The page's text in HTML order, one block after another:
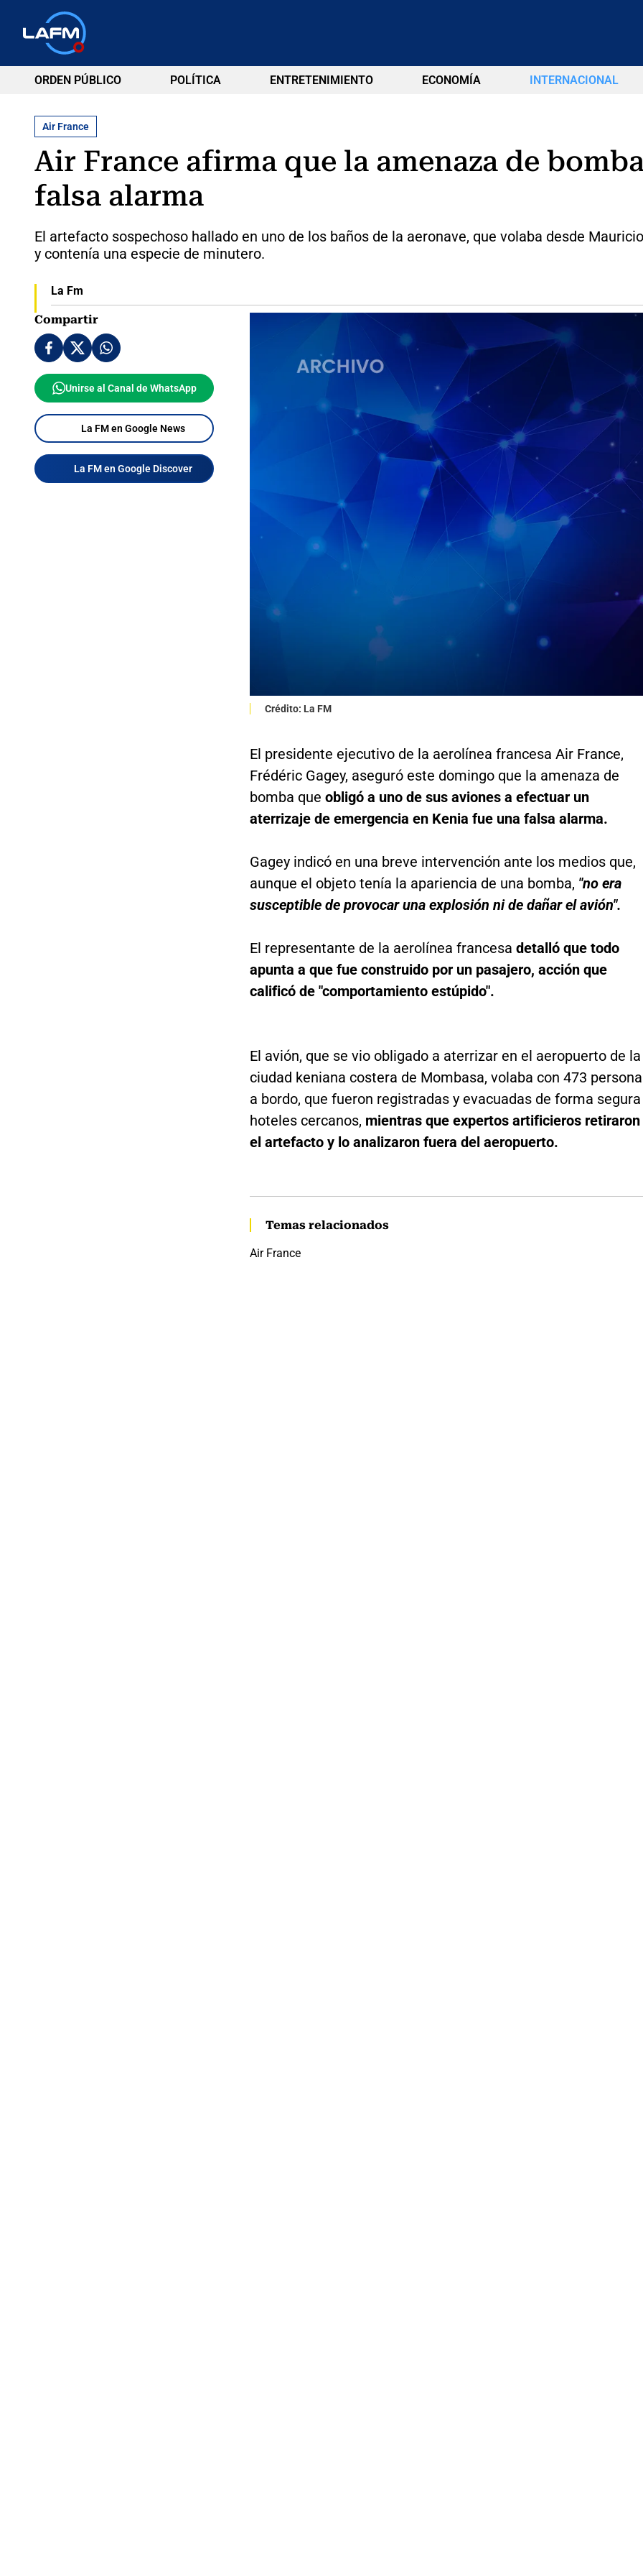
ORDEN PÚBLICO POLÍTICA ENTRETENIMIENTO ECONOMÍA INTERNACIONAL
Air France
Air France afirma que la amenaza de
falsa alarma
El artefacto sospechoso hallado en uno de los baños de la aeronave, que volaba desde
y contenía una especie de minutero.
La Fm
Compartir
Unirse al Canal de WhatsApp
La FM en Google News
La FM en Google Discover
Crédito: La FM
El presidente ejecutivo de la aerolínea francesa Air France,
Frédéric Gagey, aseguró este domingo que la amenaza de
bomba que obligó a uno de sus aviones a efectuar un
aterrizaje de emergencia en Kenia fue una falsa alarma.
Gagey indicó en una breve intervención ante los medios que,
aunque el objeto tenía la apariencia de una bomba, "no era
susceptible de provocar una explosión ni de dañar el avión".
El representante de la aerolínea francesa detalló que todo
apunta a que fue construido por un pasajero, acción que
calificó de "comportamiento estúpido".
El avión, que se vio obligado a aterrizar en el aeropuerto de la
ciudad keniana costera de Mombasa, volaba con 473
a bordo, que fueron registradas y evacuadas de forma
hoteles cercanos, mientras que expertos artificieros retiraron
el artefacto y lo analizaron fuera del aeropuerto.
Temas relacionados
Air France